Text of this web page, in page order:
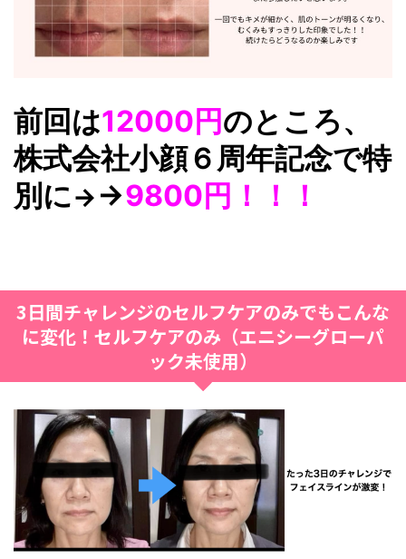
前回は12000円のところ、
株式会社小顔６周年記念で特
別に→ →9800円！！！
3日間チャレンジのセルフケアのみでもこんな
に変化！セルフケアのみ（エニシーグローパ
ック未使用）